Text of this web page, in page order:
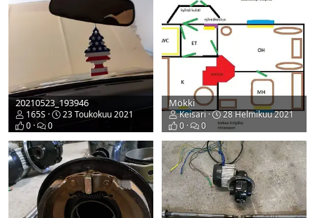
20210523_193946
165S
23 Toukokuu 2021
0
0
Mökki
Keisari
28 Helmikuu 2021
0
0